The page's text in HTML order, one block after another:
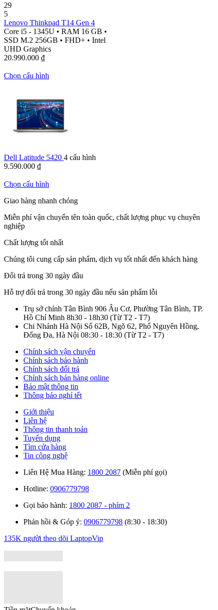
29
5
Lenovo Thinkpad T14 Gen 4
Core i5 - 1345U • RAM 16 GB •
SSD M.2 256GB • FHD+ • Intel
UHD Graphics
20.990.000 ₫
Chọn cấu hình
Dell Latitude 5420 4 cấu hình
9.590.000 ₫
Chọn cấu hình
Giao hàng nhanh chóng
Miễn phí vận chuyển tên toàn quốc, chất lượng phục vụ chuyên
nghiệp
Chất lượng tốt nhất
Chúng tôi cung cấp sản phẩm, dịch vụ tốt nhất đến khách hàng
Đổi trả trong 30 ngày đầu
Hỗ trợ đổi trả trong 30 ngày đầu nếu sản phẩm lỗi
Trụ sở chính Tân Bình 906 Âu Cơ, Phường Tân Bình, TP.
Hồ Chí Minh 8h30 - 18h30 (Từ T2 - T7)
Chi Nhánh Hà Nội Số 62B, Ngõ 62, Phố Nguyên Hồng,
Đống Đa, Hà Nội 08:30 - 18:30 (Từ T2 - T7)
Chính sách vận chuyển
Chính sách bảo hành
Chính sách đổi trả
Chính sách bán hàng online
Bảo mật thông tin
Thông báo nghỉ tết
Giới thiệu
Liên hệ
Thông tin thanh toán
Tuyển dụng
Tìm cửa hàng
Tin công nghệ
Liên Hệ Mua Hàng: 1800 2087 (Miễn phí gọi)
Hotline: 0906779798
Gọi bảo hành: 1800 2087 - phím 2
Phản hồi & Góp ý: 0906779798 (8:30 - 18:30)
135K người theo dõi LaptopVip